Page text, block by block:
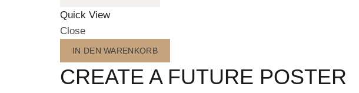
Quick View
Close
IN DEN WARENKORB
CREATE A FUTURE POSTER